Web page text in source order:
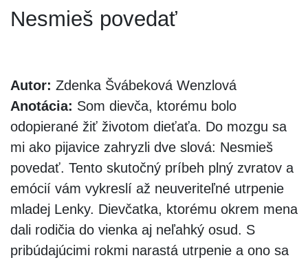
Nesmieš povedať
Autor: Zdenka Švábeková Wenzlová
Anotácia: Som dievča, ktorému bolo
odopierané žiť životom dieťaťa. Do mozgu sa
mi ako pijavice zahryzli dve slová: Nesmieš
povedať. Tento skutočný príbeh plný zvratov a
emócií vám vykreslí až neuveriteľné utrpenie
mladej Lenky. Dievčatka, ktorému okrem mena
dali rodičia do vienka aj neľahký osud. S
pribúdajúcimi rokmi narastá utrpenie a ono sa